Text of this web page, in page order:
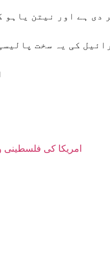
دی ہے اور نیتن یاہو
کی یہ سخت
امریکا کی فلسطینی